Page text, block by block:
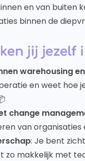
en van buiten
binnen de
jij jezelf
warehousing
en weet hoe
change
van organisaties
: Je bent
zo makkelijk met